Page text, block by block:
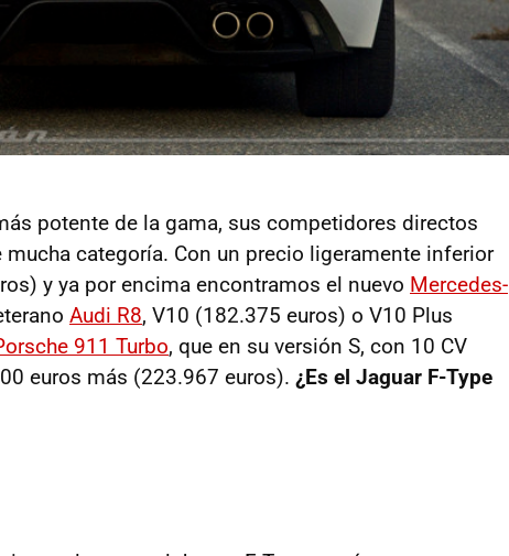
potente de la gama, sus competidores directos
categoría. Con un precio ligeramente inferior
y ya por encima encontramos el nuevo Mercedes-
Audi R8, V10 (182.375 euros) o V10 Plus
911 Turbo, que en su versión S, con 10 CV
euros más (223.967 euros). ¿Es el Jaguar F-Type